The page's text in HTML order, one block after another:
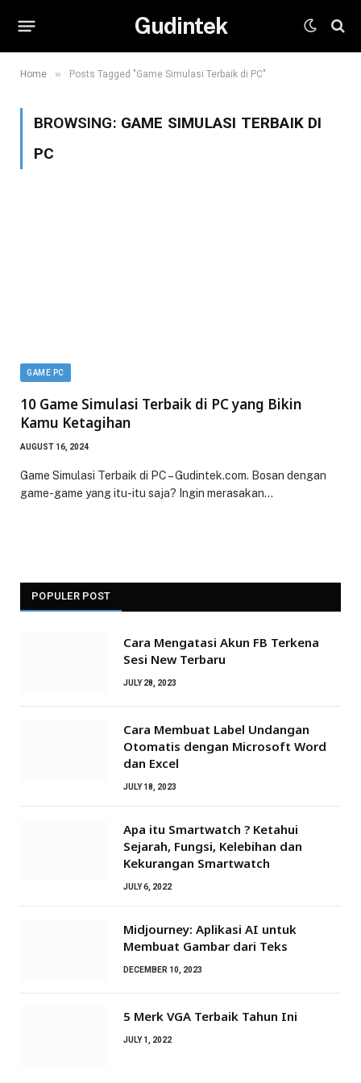
Gudintek
Home » Posts Tagged "Game Simulasi Terbaik di PC"
BROWSING: GAME SIMULASI TERBAIK DI
PC
GAME PC
10 Game Simulasi Terbaik di PC yang Bikin
Kamu Ketagihan
AUGUST 16, 2024
Game Simulasi Terbaik di PC – Gudintek.com. Bosan dengan
game-game yang itu-itu saja? Ingin merasakan…
POPULER POST
Cara Mengatasi Akun FB Terkena
Sesi New Terbaru
JULY 28, 2023
Cara Membuat Label Undangan
Otomatis dengan Microsoft Word
dan Excel
JULY 18, 2023
Apa itu Smartwatch ? Ketahui
Sejarah, Fungsi, Kelebihan dan
Kekurangan Smartwatch
JULY 6, 2022
Midjourney: Aplikasi AI untuk
Membuat Gambar dari Teks
DECEMBER 10, 2023
5 Merk VGA Terbaik Tahun Ini
JULY 1, 2022